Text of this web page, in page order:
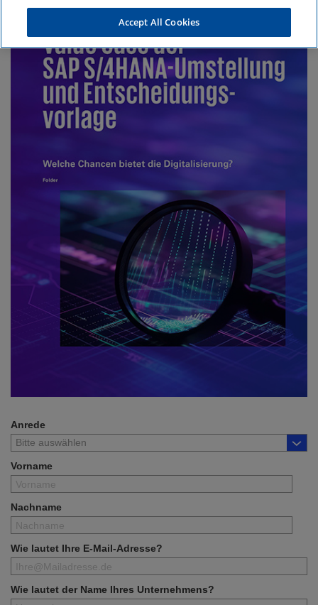
Anrede
Vorname
Nachname
Wie lautet Ihre E-Mail-Adresse?
Wie lautet der Name Ihres Unternehmens?
Accept All Cookies